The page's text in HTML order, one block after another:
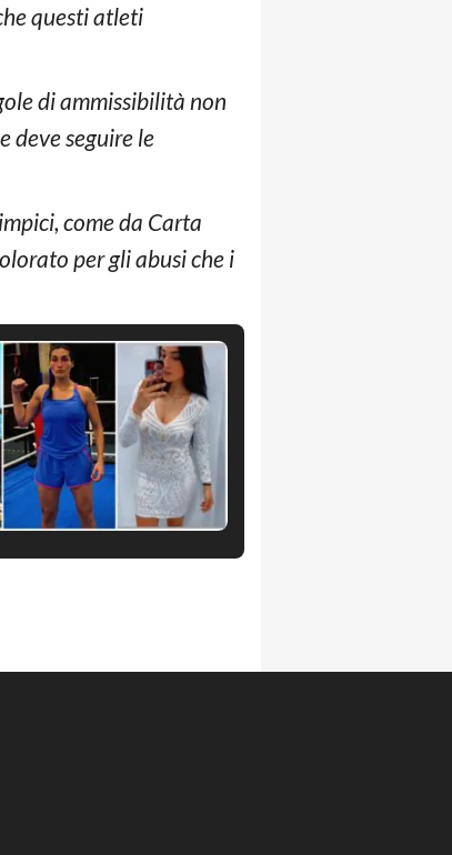
questi atleti
di ammissibilità non
deve seguire le
come da Carta
per gli abusi che i